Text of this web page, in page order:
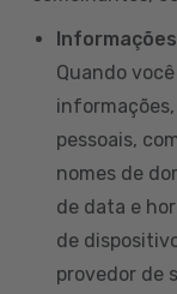
Quando
pessoais,
nomes de
de data e
de
provedor de